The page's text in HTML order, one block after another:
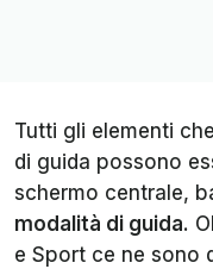
Tutti gli elementi
di guida possono
schermo centrale,
modalità di guida.
e Sport ce ne sono